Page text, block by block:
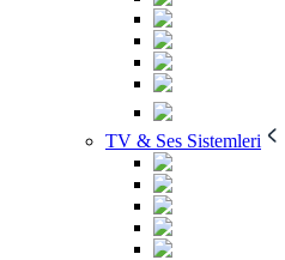
TV & Ses Sistemleri